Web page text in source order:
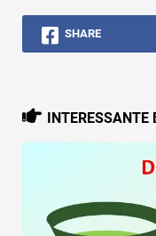
SHARE
INTERESSANTE